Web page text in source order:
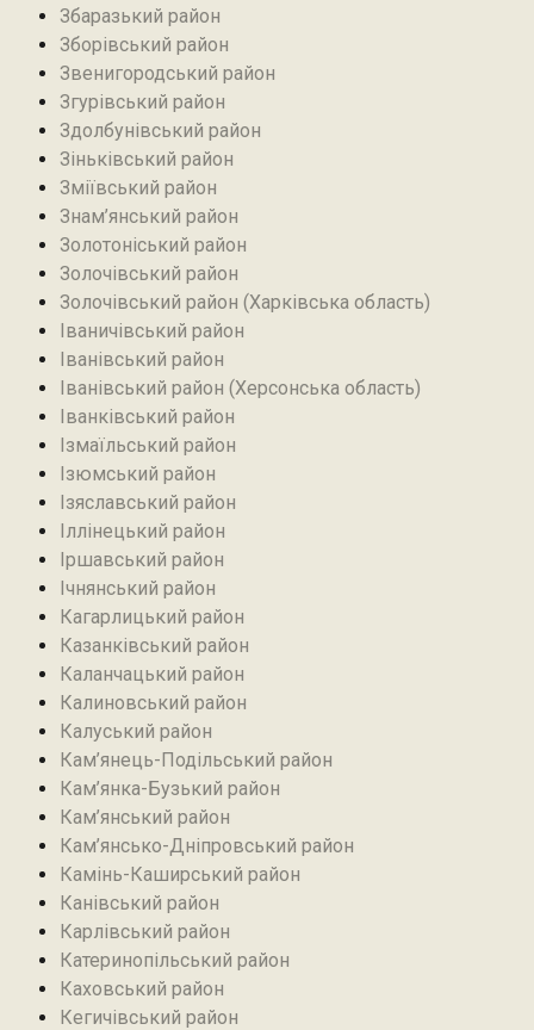
Збаразький район‎
Зборівський район
Звенигородський район
Згурівський район
Здолбунівський район‎
Зіньківський район‎
Зміївський район
Знам’янський район
Золотоніський район
Золочівський район
Золочівський район (Харківська область)
Іваничівський район‎
Іванівський район
Іванівський район (Херсонська область)
Іванківський район
Ізмаїльський район
Ізюмський район
Ізяславський район
Іллінецький район
Іршавський район
Ічнянський район
Кагарлицький район
Казанківський район‎
Каланчацький район
Калиновський район
Калуський район
Кам’янець-Подільський район
Кам’янка-Бузький район
Кам’янський район
Кам’янсько-Дніпровський район‎
Камінь-Каширський район
Канівський район
Карлівський район
Катеринопільський район
Каховський район
Кегичівський район